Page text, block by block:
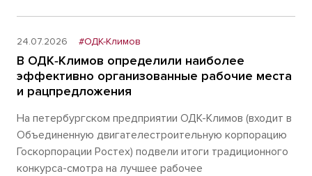
24.07.2026 #ОДК-Климов
В ОДК‑Климов определили наиболее
эффективно организованные рабочие места
и рацпредложения
На петербургском предприятии ОДК-Климов (входит в
Объединенную двигателестроительную корпорацию
Госкорпорации Ростех) подвели итоги традиционного
конкурса-смотра на лучшее рабочее